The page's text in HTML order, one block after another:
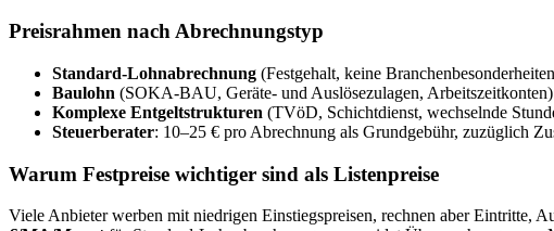
Preisrahmen nach Abrechnungstyp
Standard-Lohnabrechnung (Festgehalt, keine
Baulohn (SOKA-BAU, Geräte- und Auslösezulagen,
Komplexe Entgeltstrukturen (TVöD, Schichtdienst, wechselnde
Steuerberater: 10–25 € pro Abrechnung als Grundgebühr, zuzüglich
Warum Festpreise wichtiger sind als Listenpreise
Viele Anbieter werben mit niedrigen Einstiegspreisen, rechnen aber Eintritte,